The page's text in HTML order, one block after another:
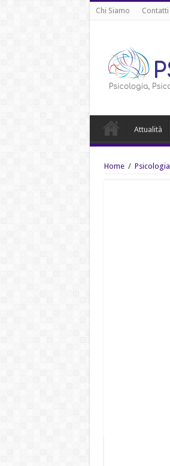
Chi Siamo Contatti
Attualità
Home / Psicologia